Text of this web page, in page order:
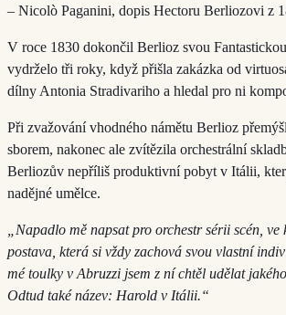
– Nicolò Paganini, dopis Hectoru Berliozovi z
V roce 1830 dokončil Berlioz svou
vydrželo tři roky, když přišla zakázka od
dílny Antonia Stradivariho a hledal pro ni
Při zvažování vhodného námětu Berlioz
sborem, nakonec ale zvítězila orchestrální
Berliozův nepříliš produktivní pobyt v Itálii,
nadějné umělce.
„Napadlo mě napsat pro orchestr sérii scén,
postava, která si vždy zachová svou vlastní
mé toulky v Abruzzi jsem z ní chtěl udělat
Odtud také název: Harold v Itálii.“